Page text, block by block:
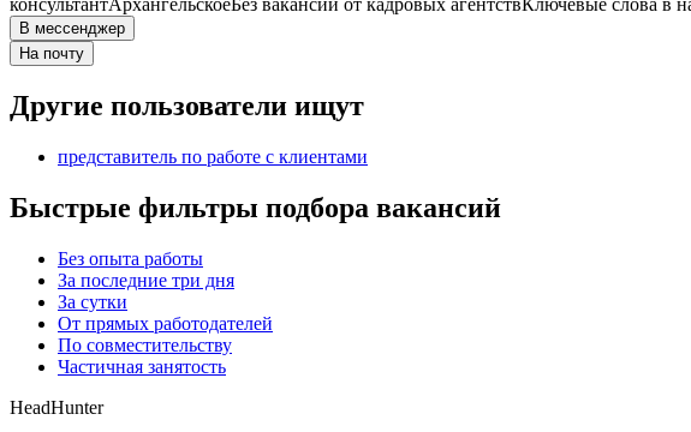
консультантАрхангельскоеБез вакансий от кадровых агентствКлючевые слова в
В мессенджер
На почту
Другие пользователи ищут
представитель по работе с клиентами
Быстрые фильтры подбора вакансий
Без опыта работы
За последние три дня
За сутки
От прямых работодателей
По совместительству
Частичная занятость
HeadHunter